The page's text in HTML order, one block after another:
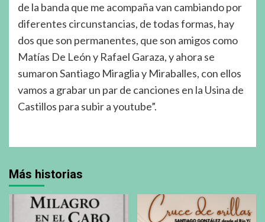
de la banda que me acompaña van cambiando por
diferentes circunstancias, de todas formas, hay
dos que son permanentes, que son amigos como
Matías De León y Rafael Garaza, y ahora se
sumaron Santiago Miraglia y Miraballes, con ellos
vamos a grabar un par de canciones en la Usina de
Castillos para subir a youtube”.
Más historias